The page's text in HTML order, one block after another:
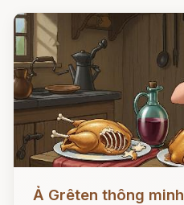
Đọc ngay
Ả Grêten thông minh